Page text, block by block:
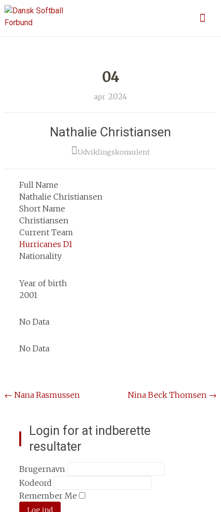
Skip
to
Dansk Softball Forbund
04
apr 2024
Nathalie Christiansen
Udviklingskonsulent
Full Name
Nathalie Christiansen
Short Name
Christiansen
Current Team
Hurricanes D1
Nationality
Year of birth
2001
No Data
No Data
Post
← Nana Rasmussen Nina Beck Thomsen →
Login for at indberette
resultater
Brugernavn
Kodeord
Remember Me